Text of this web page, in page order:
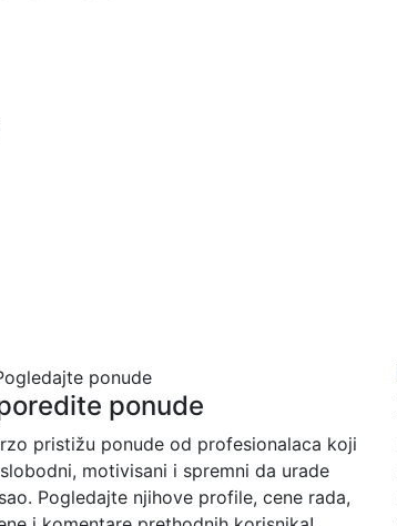
ponude
pristižu ponude od profesionalaca koji
motivisani i spremni da urade
Pogledajte njihove profile, cene rada,